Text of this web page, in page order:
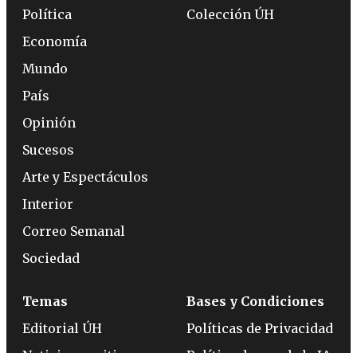
Política
Economía
Mundo
País
Opinión
Sucesos
Arte y Espectáculos
Interior
Correo Semanal
Sociedad
Colección ÚH
Temas
Editorial ÚH
Bases y Condiciones
Políticas de Privacidad